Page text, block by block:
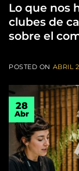
Lo que nos
clubes de
sobre el
POSTED ON ABRIL
28
Abr